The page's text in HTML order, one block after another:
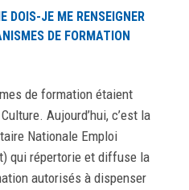
DOIS-JE ME RENSEIGNER
DE FORMATION
de formation étaient
Aujourd’hui, c’est la
Nationale Emploi
qui répertorie et diffuse la
autorisés à dispenser